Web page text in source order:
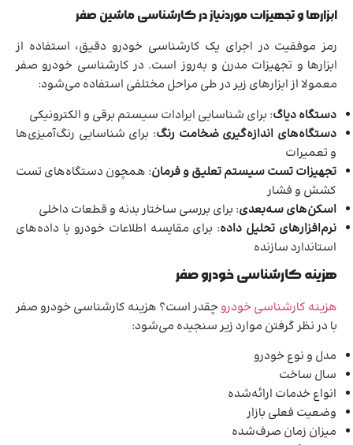
ابزارها و تجهیزات موردنیاز در کارشناسی ماشین صفر
رمز موفقیت در اجرای یک کارشناسی خودرو دقیق، استفاده از
ابزارها و تجهیزات مدرن و به‌روز است. در کارشناسی خودرو صفر
معمولا از ابزارهای زیر در طی مراحل مختلفی استفاده می‌شود:
دستگاه دیاگ: برای شناسایی ایرادات سیستم برقی و الکترونیکی
دستگاه‌های اندازه‌گیری ضخامت رنگ: برای شناسایی رنگ‌آمیزی‌ها
و تعمیرات
تجهیزات تست سیستم تعلیق و فرمان: همچون دستگاه‌های تست
کشش و فشار
اسکن‌های سه‌بعدی: برای بررسی ساختار بدنه و قطعات داخلی
نرم‌افزارهای تحلیل داده: برای مقایسه اطلاعات خودرو با داده‌های
استاندارد سازنده
هزینه کارشناسی خودرو صفر
هزینه کارشناسی خودروچقدر است؟ هزینه کارشناسی خودرو صفر
با در نظر گرفتن موارد زیر سنجیده می‌شود:
مدل و نوع خودرو
سال ساخت
انواع خدمات ارائه‌شده
وضعیت فعلی بازار
میزان زمان صرف‌شده